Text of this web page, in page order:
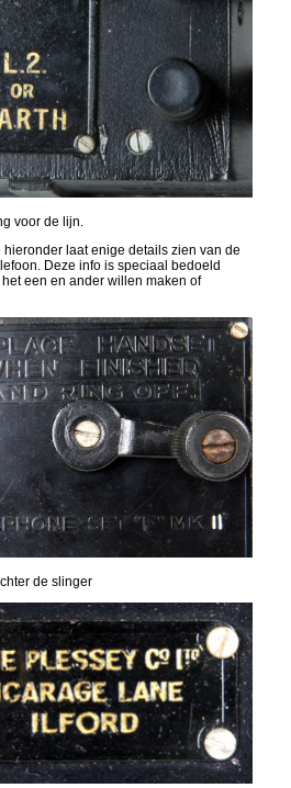
voor de lijn.
hieronder laat enige details zien van de
Deze info is speciaal bedoeld
een en ander willen maken of
de slinger